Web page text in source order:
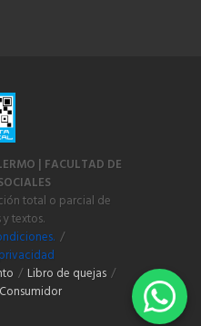
| FACULTAD DE
total o parcial de
textos.
/
/ Libro de quejas /